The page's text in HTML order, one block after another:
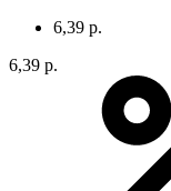
6,39 р.
6,39 р.